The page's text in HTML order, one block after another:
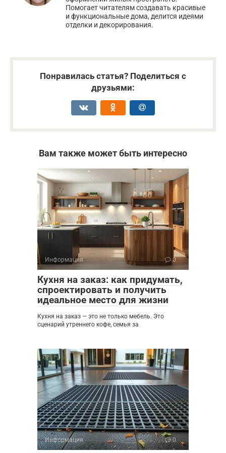
Помогает читателям создавать красивые
и функциональные дома, делится идеями
отделки и декорирования.
Понравилась статья? Поделиться с
друзьями:
Вам также может быть интересно
Информация 0
Кухня на заказ: как придумать,
спроектировать и получить
идеальное место для жизни
Кухня на заказ — это не только мебель. Это
сценарий утреннего кофе, семья за
Информация 0